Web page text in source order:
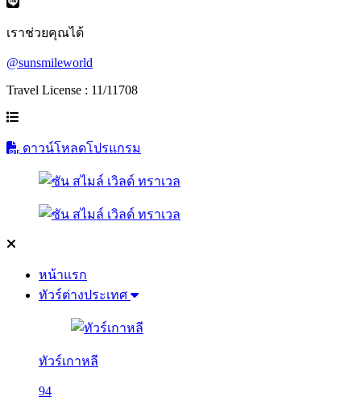
เราช่วยคุณได้
@sunsmileworld
Travel License : 11/11708
ดาวน์โหลดโปรแกรม
หน้าแรก
ทัวร์ต่างประเทศ
ทัวร์เกาหลี
94